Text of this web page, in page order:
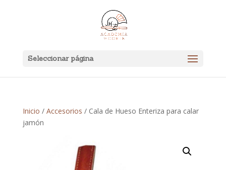
Seleccionar página
Inicio / Accesorios / Cala de Hueso Enteriza para calar
jamón